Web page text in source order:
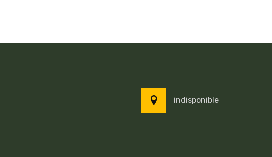
indisponible